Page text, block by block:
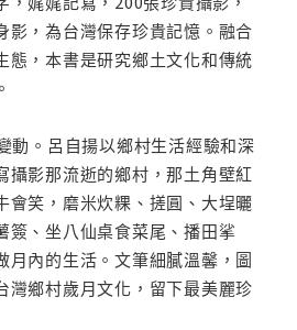
影，為台灣保存珍貴記憶。融合
態，本書是研究鄉土文化和傳統
動。呂自揚以鄉村生活經驗和深
攝影那流逝的鄉村，那土角壁紅
會笑，磨米炊粿、搓圓、大埕曬
簽、坐八仙桌食菜尾、播田挲
月內的生活。文筆細膩溫馨，圖
灣鄉村歲月文化，留下最美麗珍